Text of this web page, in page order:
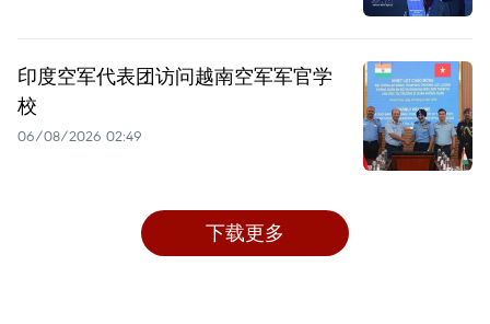
印度空军代表团访问越南空军军官学
校
06/08/2026 02:49
下载更多